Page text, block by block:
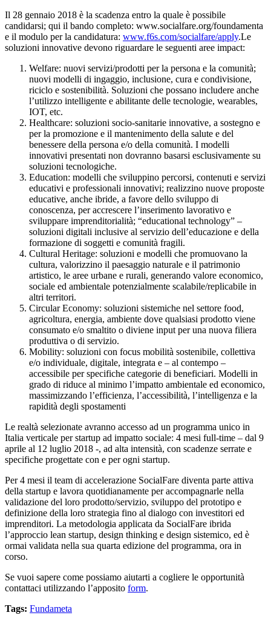
Il 28 gennaio 2018 è la scadenza entro la quale è possibile
candidarsi; qui il bando completo: www.socialfare.org/foundamenta
e il modulo per la candidatura: www.f6s.com/socialfare/apply.Le
soluzioni innovative devono riguardare le seguenti aree impact:
Welfare: nuovi servizi/prodotti per la persona e la comunità;
nuovi modelli di ingaggio, inclusione, cura e condivisione,
riciclo e sostenibilità. Soluzioni che possano includere anche
l’utilizzo intelligente e abilitante delle tecnologie, wearables,
IOT, etc.
Healthcare: soluzioni socio-sanitarie innovative, a sostegno e
per la promozione e il mantenimento della salute e del
benessere della persona e/o della comunità. I modelli
innovativi presentati non dovranno basarsi esclusivamente su
soluzioni tecnologiche.
Education: modelli che sviluppino percorsi, contenuti e servizi
educativi e professionali innovativi; realizzino nuove proposte
educative, anche ibride, a favore dello sviluppo di
conoscenza, per accrescere l’inserimento lavorativo e
sviluppare imprenditorialità; “educational technology” –
soluzioni digitali inclusive al servizio dell’educazione e della
formazione di soggetti e comunità fragili.
Cultural Heritage: soluzioni e modelli che promuovano la
cultura, valorizzino il paesaggio naturale e il patrimonio
artistico, le aree urbane e rurali, generando valore economico,
sociale ed ambientale potenzialmente scalabile/replicabile in
altri territori.
Circular Economy: soluzioni sistemiche nel settore food,
agricoltura, energia, ambiente dove qualsiasi prodotto viene
consumato e/o smaltito o diviene input per una nuova filiera
produttiva o di servizio.
Mobility: soluzioni con focus mobilità sostenibile, collettiva
e/o individuale, digitale, integrata e – al contempo –
accessibile per specifiche categorie di beneficiari. Modelli in
grado di riduce al minimo l’impatto ambientale ed economico,
massimizzando l’efficienza, l’accessibilità, l’intelligenza e la
rapidità degli spostamenti
Le realtà selezionate avranno accesso ad un programma unico in
Italia verticale per startup ad impatto sociale: 4 mesi full-time – dal 9
aprile al 12 luglio 2018 -, ad alta intensità, con scadenze serrate e
specifiche progettate con e per ogni startup.
Per 4 mesi il team di accelerazione SocialFare diventa parte attiva
della startup e lavora quotidianamente per accompagnarle nella
validazione del loro prodotto/servizio, sviluppo del prototipo e
definizione della loro strategia fino al dialogo con investitori ed
imprenditori. La metodologia applicata da SocialFare ibrida
l’approccio lean startup, design thinking e design sistemico, ed è
ormai validata nella sua quarta edizione del programma, ora in
corso.
Se vuoi sapere come possiamo aiutarti a cogliere le opportunità
contattaci utilizzando l’apposito form.
Tags: Fundameta